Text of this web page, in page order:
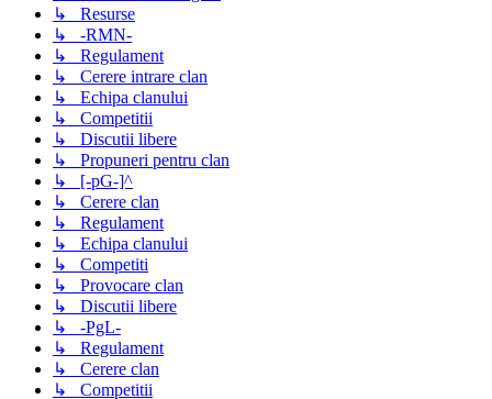
↳ Resurse
↳ -RMN-
↳ Regulament
↳ Cerere intrare clan
↳ Echipa clanului
↳ Competitii
↳ Discutii libere
↳ Propuneri pentru clan
↳ [-pG-]^
↳ Cerere clan
↳ Regulament
↳ Echipa clanului
↳ Competiti
↳ Provocare clan
↳ Discutii libere
↳ -PgL-
↳ Regulament
↳ Cerere clan
↳ Competitii